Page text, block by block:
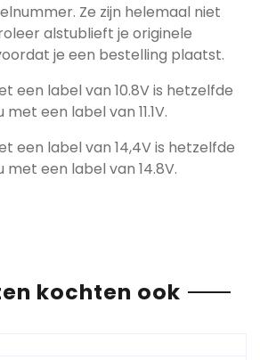
Ze zijn helemaal niet
alstublieft je originele
je een bestelling plaatst.
een label van 10.8V is hetzelfde
een label van 11.1V.
een label van 14,4V is hetzelfde
met een label van 14.8V.
kochten ook